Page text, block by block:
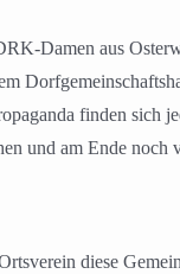
Damen aus
finden sich
und am Ende
diese